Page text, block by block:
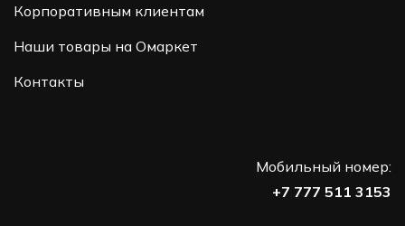
Корпоративным клиентам
Наши товары на Омаркет
Контакты
Мобильный номер:
+7 777 511 3153